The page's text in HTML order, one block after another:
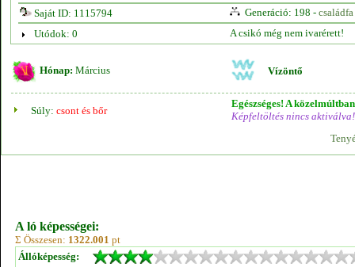
Saját ID: 1115794
Generáció: 198 - családfa
Utódok: 0
A csikó még nem ivarérett!
Hónap: Március Vízöntő
Súly: csont és bőr
Egészséges! A
Képfeltöltés nincs aktiválva!
A ló képességei:
Σ Összesen: 1322.001 pt
Állóképesség: